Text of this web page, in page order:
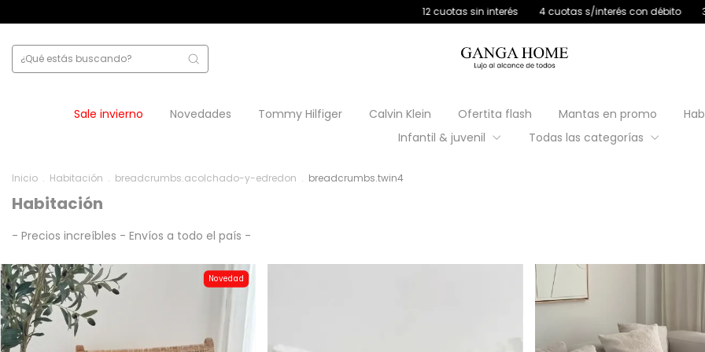
4 cuotas s/interés con débito 30% off transferencia 12 cuotas sin
Sale invierno Novedades Tommy Hilfiger Calvin Klein Ofertita flash Mantas en promo
Infantil & juvenil
Todas las categorías
Inicio . Habitación . breadcrumbs.acolchado-y-edredon . breadcrumbs.twin4
Habitación
- Precios increíbles - Envíos a todo el país -
Novedad